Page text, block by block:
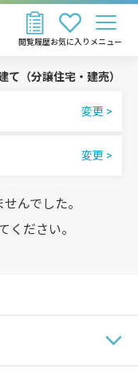
お気に入り
閲覧履歴 メニュー
（分譲住宅・建売）
んでした。
ください。